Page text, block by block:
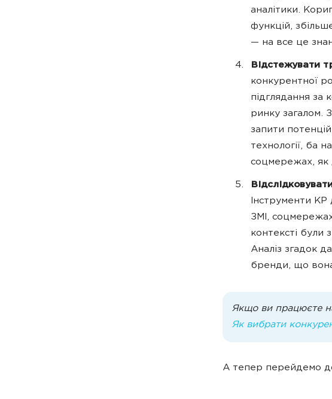
аналітики.
функцій,
— на все це
Відстежувати
конкурентної
підглядання за
ринку загалом.
запити
технології, ба
соцмережах, як
Інструменти КР
ЗМІ,
контексті були
Аналіз згадок
бренди, що
Якщо ви працюєте
Як вибрати
А тепер перейдемо